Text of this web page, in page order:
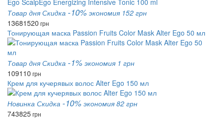
Товар дня Скидка -10% экономия 152 грн
13681520 грн
Тонирующая маска Passion Fruits Color Mask Alter Ego 50 мл
Товар дня Скидка -1% экономия 1 грн
109110 грн
Крем для кучерявых волос Alter Ego 150 мл
Новинка Скидка -10% экономия 82 грн
743825грн